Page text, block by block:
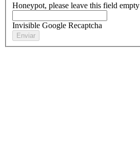
Honeypot, please leave this field empty
Invisible Google Recaptcha